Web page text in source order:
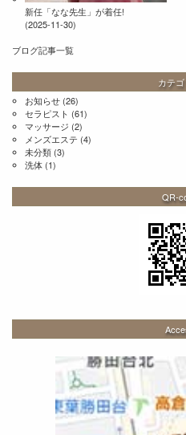
新任「なな先生」が着任!
(2025-11-30)
ブログ記事一覧
カテ
お知らせ (26)
セラピスト (61)
マッサージ (2)
メンズエステ (4)
未分類 (3)
洗体 (1)
QR-